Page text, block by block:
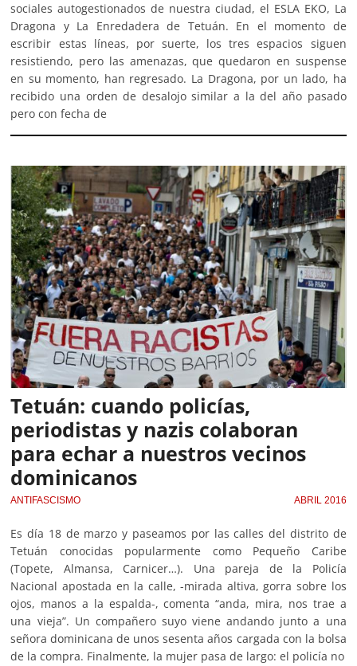
sociales autogestionados de nuestra ciudad, el ESLA EKO, La
Dragona y La Enredadera de Tetuán. En el momento de
escribir estas líneas, por suerte, los tres espacios siguen
resistiendo, pero las amenazas, que quedaron en suspense
en su momento, han regresado. La Dragona, por un lado, ha
recibido una orden de desalojo similar a la del año pasado
pero con fecha de
Tetuán: cuando policías,
periodistas y nazis colaboran
para echar a nuestros vecinos
dominicanos
ANTIFASCISMO ABRIL 2016
Es día 18 de marzo y paseamos por las calles del distrito de
Tetuán conocidas popularmente como Pequeño Caribe
(Topete, Almansa, Carnicer…). Una pareja de la Policía
Nacional apostada en la calle, -mirada altiva, gorra sobre los
ojos, manos a la espalda-, comenta “anda, mira, nos trae a
una vieja”. Un compañero suyo viene andando junto a una
señora dominicana de unos sesenta años cargada con la bolsa
de la compra. Finalmente, la mujer pasa de largo: el policía no